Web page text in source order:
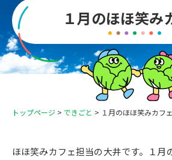
１月のほほ笑み
トップページ > できごと > １月のほほ笑みカフェ
ほほ笑みカフェ担当の大井です。１月